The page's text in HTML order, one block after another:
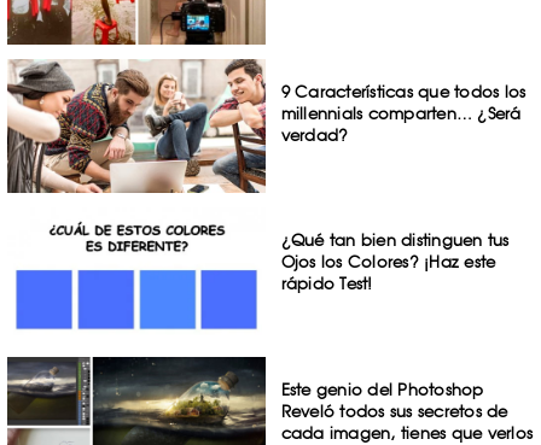
9 Características que todos los
millennials comparten… ¿Será
verdad?
¿Qué tan bien distinguen tus
Ojos los Colores? ¡Haz este
rápido Test!
Este genio del Photoshop
Reveló todos sus secretos de
cada imagen, tienes que verlos